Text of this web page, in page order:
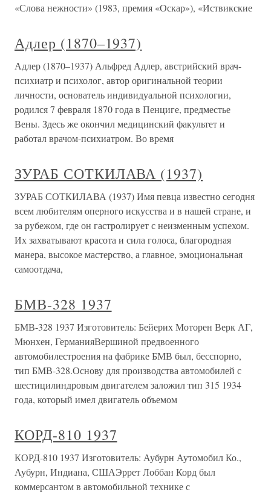
«Слова нежности» (1983, премия «Оскар»), «Иствикские
Адлер (1870–1937)
Адлер (1870–1937) Альфред Адлер, австрийский врач-
психиатр и психолог, автор оригинальной теории
личности, основатель индивидуальной психологии,
родился 7 февраля 1870 года в Пенциге, предместье
Вены. Здесь же окончил медицинский факультет и
работал врачом-психиатром. Во время
ЗУРАБ СОТКИЛАВА (1937)
ЗУРАБ СОТКИЛАВА (1937) Имя певца известно сегодня
всем любителям оперного искусства и в нашей стране, и
за рубежом, где он гастролирует с неизменным успехом.
Их захватывают красота и сила голоса, благородная
манера, высокое мастерство, а главное, эмоциональная
самоотдача,
БМВ-328 1937
БМВ-328 1937 Изготовитель: Бейерих Моторен Верк АГ,
Мюнхен, ГерманияВершиной предвоенного
автомобилестроения на фабрике БМВ был, бесспорно,
тип БМВ-328.Основу для производства автомобилей с
шестицилиндровым двигателем заложил тип 315 1934
года, который имел двигатель объемом
КОРД-810 1937
КОРД-810 1937 Изготовитель: Аубурн Аутомобил Ко.,
Аубурн, Индиана, СШАЭррет Лоббан Корд был
коммерсантом в автомобильной технике с